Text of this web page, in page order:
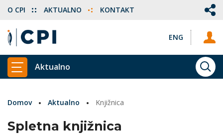
ENG
O CPI AKTUALNO KONTAKT
PRIKAŽI GLAVNI MENI
Aktualno
Domov Aktualno Knjižnica
Spletna knjižnica